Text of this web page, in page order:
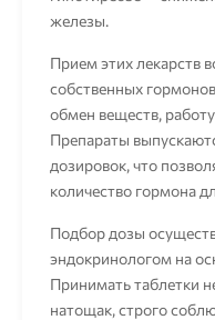
железы.
Прием этих лекарств
собственных
обмен веществ,
Препараты
дозировок, что
количество гормона
Подбор дозы
эндокринологом на
Принимать таблетки
натощак, строго